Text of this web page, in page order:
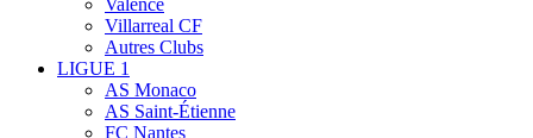
Villarreal CF
Autres Clubs
LIGUE 1
AS Monaco
AS Saint-Étienne
FC Nantes